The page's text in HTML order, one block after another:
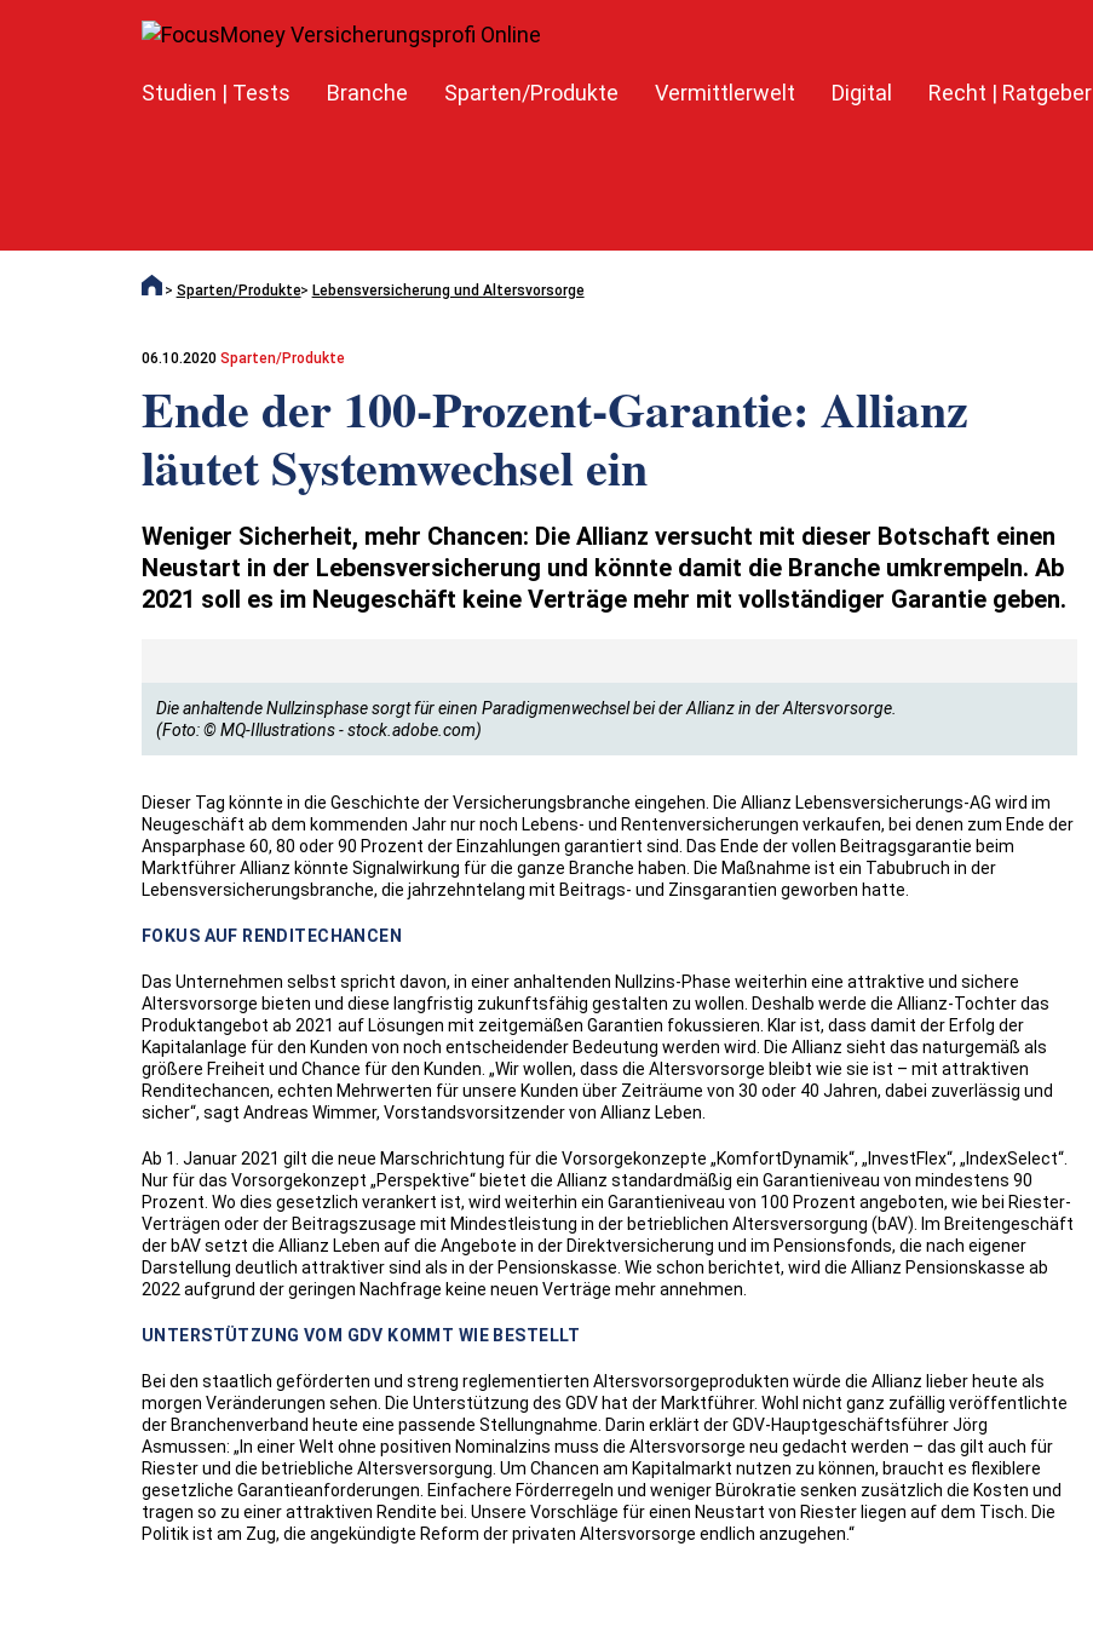
Studien | Tests Branche Sparten/Produkte Vermittlerwelt Digital Recht | Ratgeber
Sparten/Produkte Lebensversicherung und Altersvorsorge
06.10.2020 Sparten/Produkte
Ende der 100-Prozent-Garantie: Allianz
läutet Systemwechsel ein
Weniger Sicherheit, mehr Chancen: Die Allianz versucht mit dieser Botschaft einen
Neustart in der Lebensversicherung und könnte damit die Branche umkrempeln. Ab
2021 soll es im Neugeschäft keine Verträge mehr mit vollständiger Garantie geben.
Die anhaltende Nullzinsphase sorgt für einen Paradigmenwechsel bei der Allianz in der Altersvorsorge.
(Foto: © MQ-Illustrations - stock.adobe.com)
Dieser Tag könnte in die Geschichte der Versicherungsbranche eingehen. Die Allianz Lebensversicherungs-AG wird im
Neugeschäft ab dem kommenden Jahr nur noch Lebens- und Rentenversicherungen verkaufen, bei denen zum Ende der
Ansparphase 60, 80 oder 90 Prozent der Einzahlungen garantiert sind. Das Ende der vollen Beitragsgarantie beim
Marktführer Allianz könnte Signalwirkung für die ganze Branche haben. Die Maßnahme ist ein Tabubruch in der
Lebensversicherungsbranche, die jahrzehntelang mit Beitrags- und Zinsgarantien geworben hatte.
FOKUS AUF RENDITECHANCEN
Das Unternehmen selbst spricht davon, in einer anhaltenden Nullzins-Phase weiterhin eine attraktive und sichere
Altersvorsorge bieten und diese langfristig zukunftsfähig gestalten zu wollen. Deshalb werde die Allianz-Tochter das
Produktangebot ab 2021 auf Lösungen mit zeitgemäßen Garantien fokussieren. Klar ist, dass damit der Erfolg der
Kapitalanlage für den Kunden von noch entscheidender Bedeutung werden wird. Die Allianz sieht das naturgemäß als
größere Freiheit und Chance für den Kunden. „Wir wollen, dass die Altersvorsorge bleibt wie sie ist – mit attraktiven
Renditechancen, echten Mehrwerten für unsere Kunden über Zeiträume von 30 oder 40 Jahren, dabei zuverlässig und
sicher“, sagt Andreas Wimmer, Vorstandsvorsitzender von Allianz Leben.
Ab 1. Januar 2021 gilt die neue Marschrichtung für die Vorsorgekonzepte „KomfortDynamik“, „InvestFlex“, „IndexSelect“.
Nur für das Vorsorgekonzept „Perspektive“ bietet die Allianz standardmäßig ein Garantieniveau von mindestens 90
Prozent. Wo dies gesetzlich verankert ist, wird weiterhin ein Garantieniveau von 100 Prozent angeboten, wie bei Riester-
Verträgen oder der Beitragszusage mit Mindestleistung in der betrieblichen Altersversorgung (bAV). Im Breitengeschäft
der bAV setzt die Allianz Leben auf die Angebote in der Direktversicherung und im Pensionsfonds, die nach eigener
Darstellung deutlich attraktiver sind als in der Pensionskasse. Wie schon berichtet, wird die Allianz Pensionskasse ab
2022 aufgrund der geringen Nachfrage keine neuen Verträge mehr annehmen.
UNTERSTÜTZUNG VOM GDV KOMMT WIE BESTELLT
Bei den staatlich geförderten und streng reglementierten Altersvorsorgeprodukten würde die Allianz lieber heute als
morgen Veränderungen sehen. Die Unterstützung des GDV hat der Marktführer. Wohl nicht ganz zufällig veröffentlichte
der Branchenverband heute eine passende Stellungnahme. Darin erklärt der GDV-Hauptgeschäftsführer Jörg
Asmussen: „In einer Welt ohne positiven Nominalzins muss die Altersvorsorge neu gedacht werden – das gilt auch für
Riester und die betriebliche Altersversorgung. Um Chancen am Kapitalmarkt nutzen zu können, braucht es flexiblere
gesetzliche Garantieanforderungen. Einfachere Förderregeln und weniger Bürokratie senken zusätzlich die Kosten und
tragen so zu einer attraktiven Rendite bei. Unsere Vorschläge für einen Neustart von Riester liegen auf dem Tisch. Die
Politik ist am Zug, die angekündigte Reform der privaten Altersvorsorge endlich anzugehen.“